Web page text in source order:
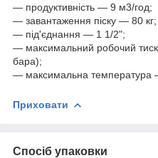
― продуктивність — 9 м3/год;
― завантаження піску — 80 кг;
— під'єднання — 1 1/2";
― максимальний робочий
бара);
— максимальна температура
Приховати
Спосіб упаковки